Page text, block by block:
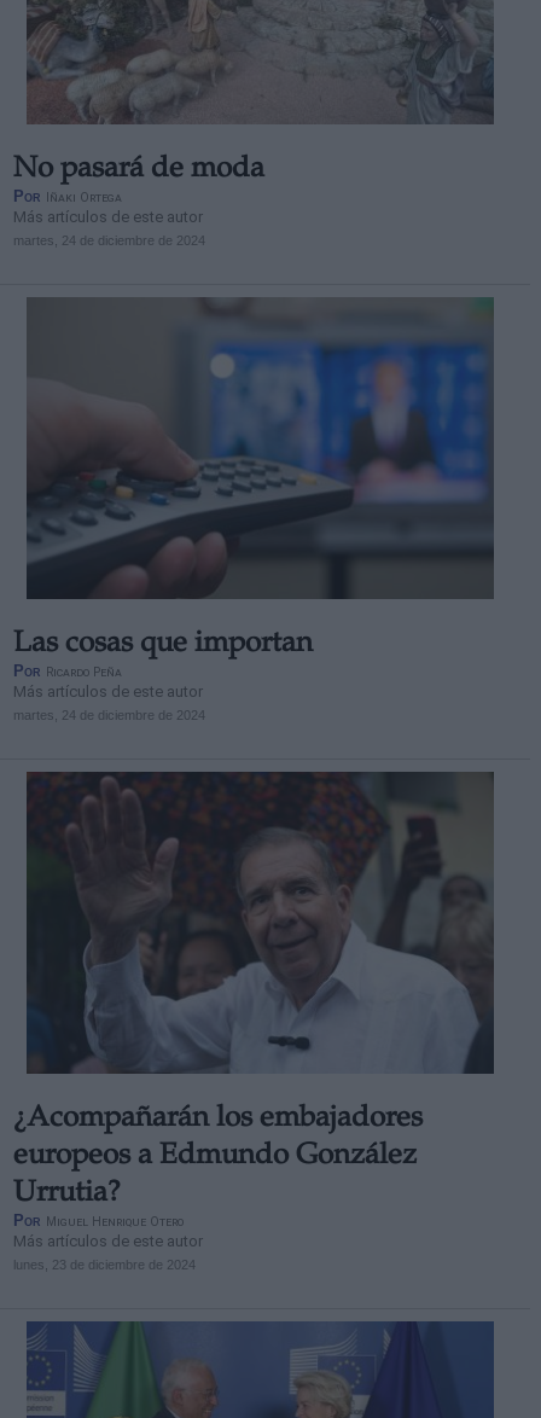
No pasará de moda
Por Iñaki Ortega
Más artículos de este autor
martes, 24 de diciembre de 2024
Las cosas que importan
Por Ricardo Peña
Más artículos de este autor
martes, 24 de diciembre de 2024
¿Acompañarán los embajadores
europeos a Edmundo González
Urrutia?
Por Miguel Henrique Otero
Más artículos de este autor
lunes, 23 de diciembre de 2024